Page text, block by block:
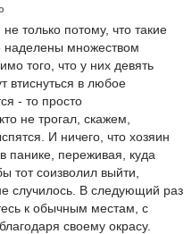
только потому, что такие
множеством
того, что у них девять
втиснуться в любое
- то просто
не трогал, скажем,
И ничего, что хозяин
панике, переживая, куда
тот соизволил выйти,
случилось. В следующий раз
к обычным местам, с
своему окрасу.